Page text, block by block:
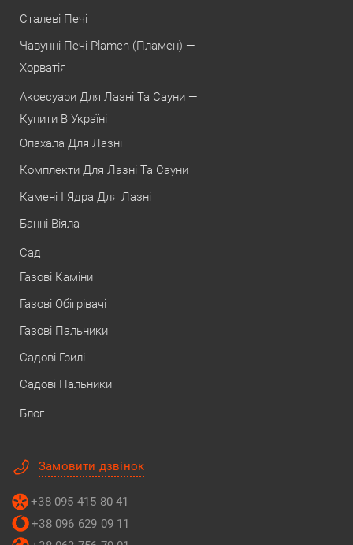
Сталеві Печі
Чавунні Печі Plamen (Пламен) —
Хорватія
Аксесуари Для Лазні Та Сауни —
Купити В Україні
Опахала Для Лазні
Комплекти Для Лазні Та Сауни
Камені І Ядра Для Лазні
Банні Віяла
Сад
Газові Каміни
Газові Обігрівачі
Газові Пальники
Садові Грилі
Садові Пальники
Блог
Замовити дзвінок
+38 095 415 80 41
+38 096 629 09 11